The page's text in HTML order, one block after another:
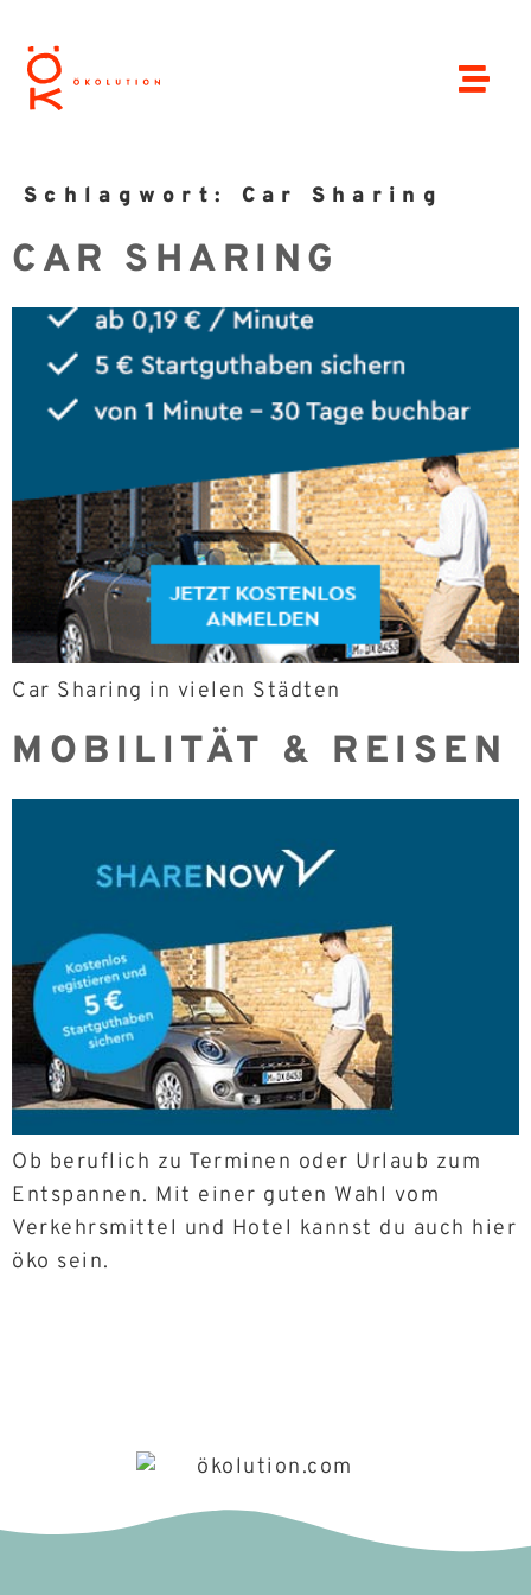
Schlagwort: Car Sharing
CAR SHARING
Car Sharing in vielen Städten
MOBILITÄT & REISEN
Ob beruflich zu Terminen oder Urlaub zum
Entspannen. Mit einer guten Wahl vom
Verkehrsmittel und Hotel kannst du auch hier
öko sein.